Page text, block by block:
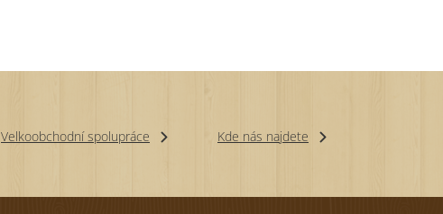
Velkoobchodní spolupráce
Kde nás najdete